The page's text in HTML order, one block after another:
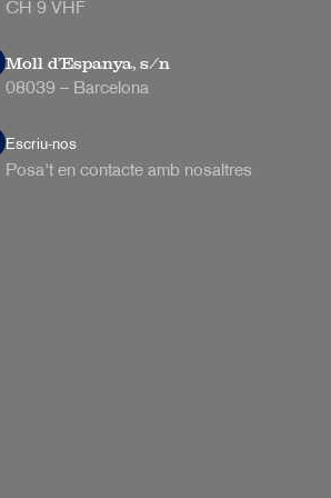
CH 9 VHF
Moll d’Espanya, s/n
08039 – Barcelona
Escriu-nos
Posa't en contacte amb nosaltres